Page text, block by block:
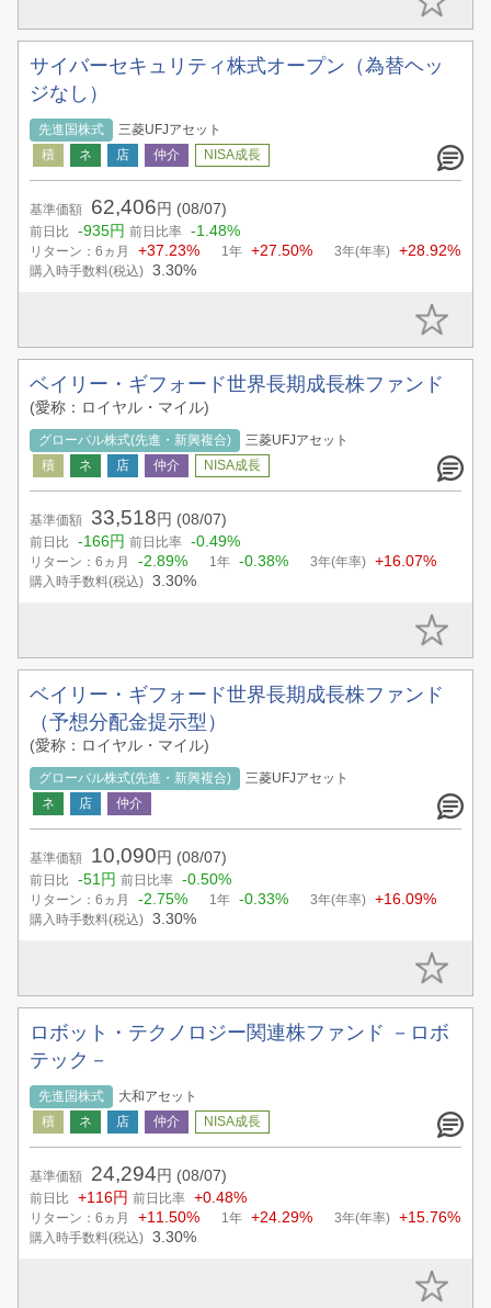
サイバーセキュリティ株式オープン（為替ヘッ
ジなし）
先進国株式 三菱UFJアセット
基準価額 62,406 円 (08/07)
前日比 -935円 前日比率 -1.48%
リターン：6ヵ月 +37.23% 1年 +27.50% 3年(年率) +28.92%
購入時手数料(税込) 3.30%
ベイリー・ギフォード世界長期成長株ファンド
(愛称：ロイヤル・マイル)
グローバル株式(先進・新興複合) 三菱UFJアセット
基準価額 33,518 円 (08/07)
前日比 -166円 前日比率 -0.49%
リターン：6ヵ月 -2.89% 1年 -0.38% 3年(年率) +16.07%
購入時手数料(税込) 3.30%
ベイリー・ギフォード世界長期成長株ファンド
（予想分配金提示型）
(愛称：ロイヤル・マイル)
グローバル株式(先進・新興複合) 三菱UFJアセット
基準価額 10,090 円 (08/07)
前日比 -51円 前日比率 -0.50%
リターン：6ヵ月 -2.75% 1年 -0.33% 3年(年率) +16.09%
購入時手数料(税込) 3.30%
ロボット・テクノロジー関連株ファンド －ロボ
テック－
先進国株式 大和アセット
基準価額 24,294 円 (08/07)
前日比 +116円 前日比率 +0.48%
リターン：6ヵ月 +11.50% 1年 +24.29% 3年(年率) +15.76%
購入時手数料(税込) 3.30%